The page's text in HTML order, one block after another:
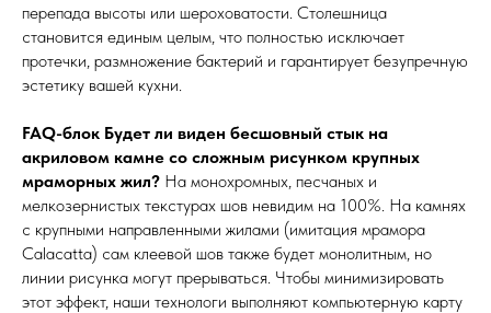
перепада высоты или шероховатости. Столешница
становится единым целым, что полностью исключает
протечки, размножение бактерий и гарантирует безупречную
эстетику вашей кухни.
FAQ-блок Будет ли виден бесшовный стык на
акриловом камне со сложным рисунком крупных
мраморных жил? На монохромных, песчаных и
мелкозернистых текстурах шов невидим на 100%. На камнях
с крупными направленными жилами (имитация мрамора
Calacatta) сам клеевой шов также будет монолитным, но
линии рисунка могут прерываться. Чтобы минимизировать
этот эффект, наши технологи выполняют компьютерную карту